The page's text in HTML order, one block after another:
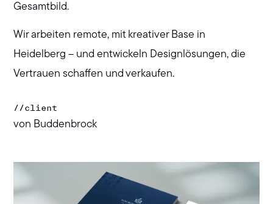
Gesamtbild.
Wir arbeiten remote, mit kreativer Base in
Heidelberg – und entwickeln Designlösungen, die
Vertrauen schaffen und verkaufen.
//client
von Buddenbrock